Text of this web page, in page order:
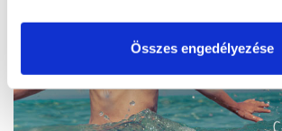
Összes engedélyezése